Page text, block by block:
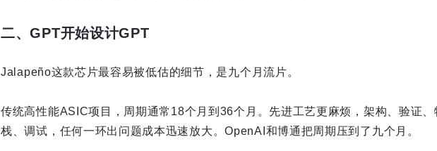
二、GPT开始设计GPT
Jalapeño这款芯片最容易被低估的细节，是九个月流片。
传统高性能ASIC项目，周期通常18个月到36个月。先进工艺更麻烦，架构、验证
栈、调试，任何一环出问题成本迅速放大。OpenAI和博通把周期压到了九个月。